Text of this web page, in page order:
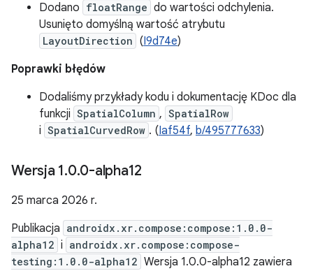
Dodano floatRange do wartości odchylenia.
Usunięto domyślną wartość atrybutu
LayoutDirection (I9d74e)
Poprawki błędów
Dodaliśmy przykłady kodu i dokumentację KDoc dla
funkcji SpatialColumn , SpatialRow
i SpatialCurvedRow . (Iaf54f, b/495777633)
Wersja 1.0.0-alpha12
25 marca 2026 r.
Publikacja androidx.xr.compose:compose:1.0.0-
alpha12 i androidx.xr.compose:compose-
testing:1.0.0-alpha12 Wersja 1.0.0-alpha12 zawiera